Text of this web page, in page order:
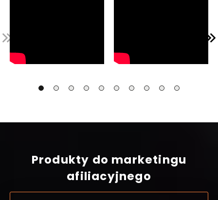
Produkty do marketingu
afiliacyjnego